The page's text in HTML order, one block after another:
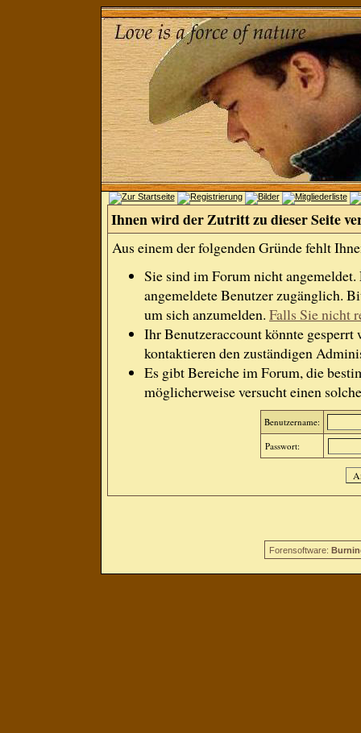
Ihnen wird der Zutritt zu dieser Seite
Aus einem der folgenden Gründe fehlt
Sie sind im Forum nicht
angemeldete Benutzer zugänglich.
um sich anzumelden. Falls Sie nicht
Ihr Benutzeraccount könnte gesperrt
kontaktieren den zuständigen
Es gibt Bereiche im Forum, die
möglicherweise versucht einen
Benutzername:
Passwort:
Forensoftware: